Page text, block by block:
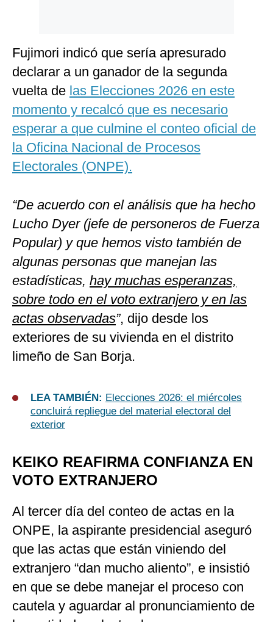
Fujimori indicó que sería apresurado
declarar a un ganador de la segunda
vuelta de las Elecciones 2026 en este
momento y recalcó que es necesario
esperar a que culmine el conteo oficial de
la Oficina Nacional de Procesos
Electorales (ONPE).
“De acuerdo con el análisis que ha hecho
Lucho Dyer (jefe de personeros de Fuerza
Popular) y que hemos visto también de
algunas personas que manejan las
estadísticas, hay muchas esperanzas,
sobre todo en el voto extranjero y en las
actas observadas”, dijo desde los
exteriores de su vivienda en el distrito
limeño de San Borja.
LEA TAMBIÉN: Elecciones 2026: el miércoles
concluirá repliegue del material electoral del
exterior
KEIKO REAFIRMA CONFIANZA EN
VOTO EXTRANJERO
Al tercer día del conteo de actas en la
ONPE, la aspirante presidencial aseguró
que las actas que están viniendo del
extranjero “dan mucho aliento”, e insistió
en que se debe manejar el proceso con
cautela y aguardar al pronunciamiento de